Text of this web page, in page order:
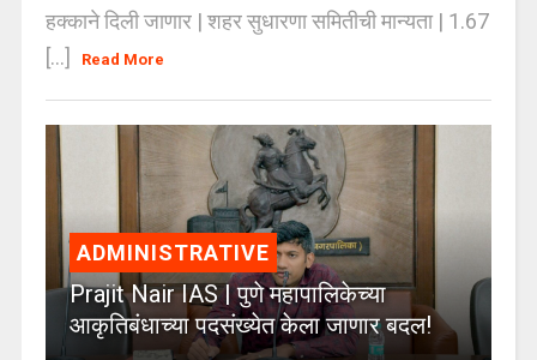
हक्काने दिली जाणार | शहर सुधारणा समितीची मान्यता | 1.67
[...]
Read More
ADMINISTRATIVE
Prajit Nair IAS | पुणे महापालिकेच्या
आकृतिबंधाच्या पदसंख्येत केला जाणार बदल!